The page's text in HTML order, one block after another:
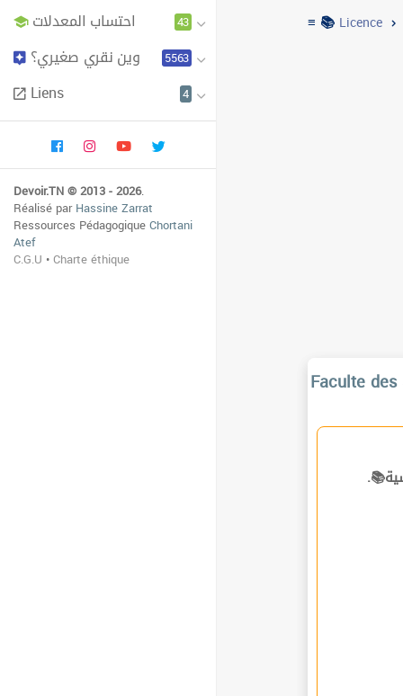
احتساب المعدلات 43
وين نقري صغيري؟ 5563
Liens 4
Devoir.TN © 2013 - 2026.
Réalisé parHassine Zarrat
Ressources PédagogiqueChortani
Atef
C.G.U •Charte éthique
≡ 📚 Licence
Faculte